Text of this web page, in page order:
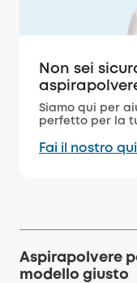
Non sei
Siamo qui per
perfetto per la
Fai il nostro
Aspirapolvere
modello giusto